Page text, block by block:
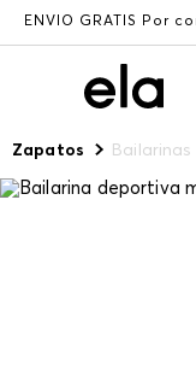
ENVÍO GRATIS Por
Zapatos Bailarinas